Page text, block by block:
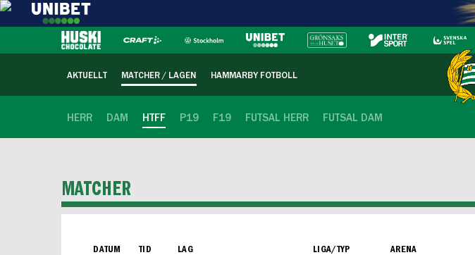
AKTUELLT MATCHER / LAGEN HAMMARBY FOTBOLL
HERR DAM HTFF P19 F19 FUTSAL HERR FUTSAL DAM
MATCHER
DATUM TID LAG LIGA/TYP ARENA